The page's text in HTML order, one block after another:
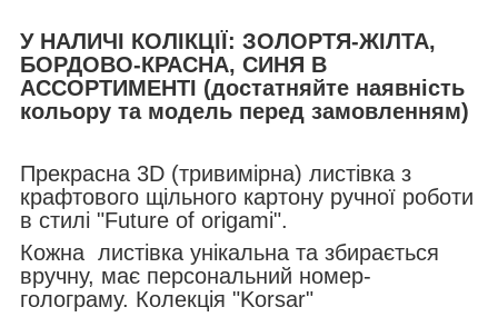
У НАЛИЧІ КОЛІКЦІЇ: ЗОЛОРТЯ-ЖІЛТА,
БОРДОВО-КРАСНА, СИНЯ В
АССОРТИМЕНТІ (достатняйте наявність
кольору та модель перед замовленням)
Прекрасна 3D (тривимірна) листівка з
крафтового щільного картону ручної роботи
в стилі "Future of origami".
Кожна листівка унікальна та збирається
вручну, має персональний номер-
голограму. Колекція "Korsar"